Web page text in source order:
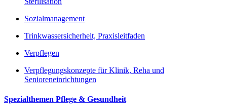
Sozialmanagement
Trinkwassersicherheit, Praxisleitfaden
Verpflegen
Verpflegungskonzepte für Klinik, Reha und
Senioreneinrichtungen
Spezialthemen Pflege & Gesundheit